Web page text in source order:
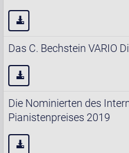
Das C. Bechstein VARIO
Die Nominierten des
Pianistenpreises 2019